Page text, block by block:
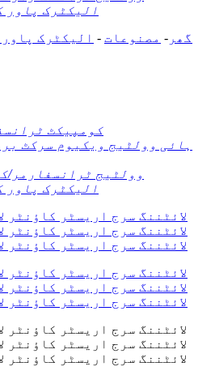
الیکٹرک پاور
گھر - مصنوعات - الیکٹرک
کومپیکٹ
ہائی وولٹیج ویکیوم سرکٹ
وولٹیج ٹرانسفارمر/
الیکٹرک پاور